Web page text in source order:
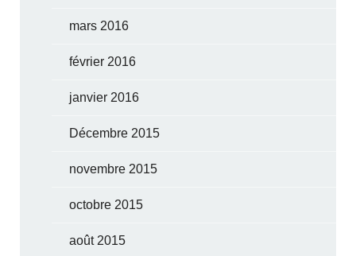
mars 2016
février 2016
janvier 2016
Décembre 2015
novembre 2015
octobre 2015
août 2015